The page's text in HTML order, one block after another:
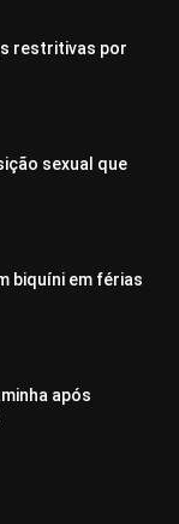
restritivas por
sexual que
biquíni em férias
após